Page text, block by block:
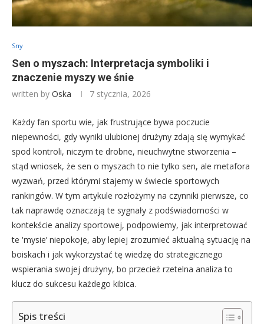
Sny
Sen o myszach: Interpretacja symboliki i
znaczenie myszy we śnie
written by Oska 7 stycznia, 2026
Każdy fan sportu wie, jak frustrujące bywa poczucie
niepewności, gdy wyniki ulubionej drużyny zdają się wymykać
spod kontroli, niczym te drobne, nieuchwytne stworzenia –
stąd wniosek, że sen o myszach to nie tylko sen, ale metafora
wyzwań, przed którymi stajemy w świecie sportowych
rankingów. W tym artykule rozłożymy na czynniki pierwsze, co
tak naprawdę oznaczają te sygnały z podświadomości w
kontekście analizy sportowej, podpowiemy, jak interpretować
te 'mysie’ niepokoje, aby lepiej zrozumieć aktualną sytuację na
boiskach i jak wykorzystać tę wiedzę do strategicznego
wspierania swojej drużyny, bo przecież rzetelna analiza to
klucz do sukcesu każdego kibica.
Spis treści